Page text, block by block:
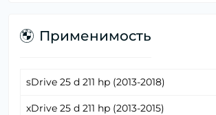
Применимость
sDrive 25 d 211 hp (2013-2018)
xDrive 25 d 211 hp (2013-2015)